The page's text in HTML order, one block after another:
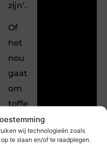
wij technologieën zoals
te slaan en/of te raadplegen.
zijn’.
Of
het
nou
gaat
om
toffe
en
aansprekende